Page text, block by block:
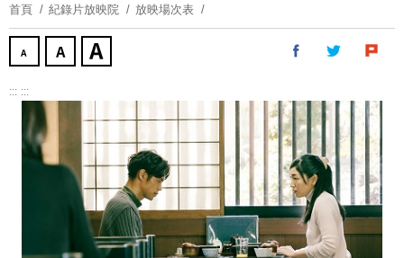
塊
首頁 紀錄片放映院 放映場次表
::: :::